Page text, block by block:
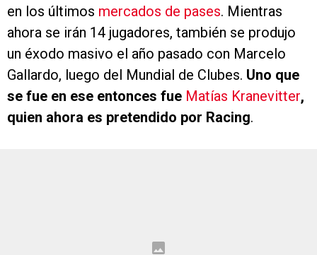
en los últimos mercados de pases. Mientras
ahora se irán 14 jugadores, también se produjo
un éxodo masivo el año pasado con Marcelo
Gallardo, luego del Mundial de Clubes. Uno que
se fue en ese entonces fue Matías Kranevitter,
quien ahora es pretendido por Racing.